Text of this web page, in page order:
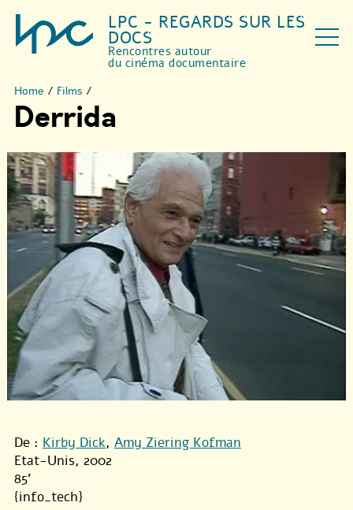
LPC - REGARDS SUR LES
DOCS
Rencontres autour
du cinéma documentaire
Home / Films /
Derrida
De : Kirby Dick, Amy Ziering Kofman
Etat-Unis, 2002
85'
{info_tech}